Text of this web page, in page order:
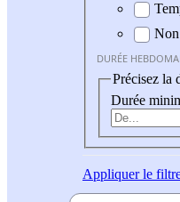
Non
DURÉE
Précisez la
Durée
Appliquerle filtre